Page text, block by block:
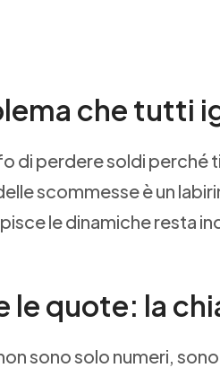
che tutti
di perdere soldi perché
scommesse è un
le dinamiche resta
le quote: la
sono solo numeri,